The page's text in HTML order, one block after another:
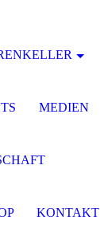
MEDIEN
KONTAKT